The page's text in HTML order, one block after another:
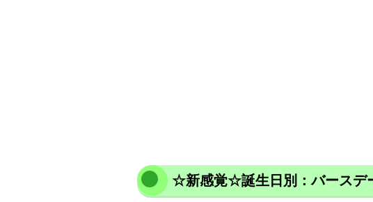
☆新感覚☆誕生日別：バースデ